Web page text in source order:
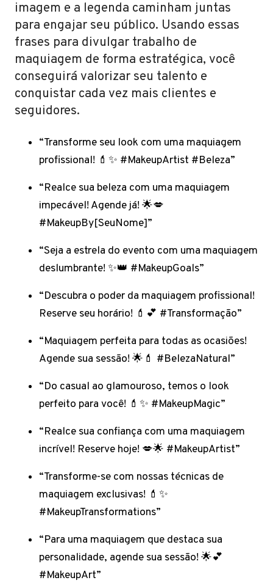
imagem e a legenda caminham juntas
para engajar seu público. Usando essas
frases para divulgar trabalho de
maquiagem de forma estratégica, você
conseguirá valorizar seu talento e
conquistar cada vez mais clientes e
seguidores.
“Transforme seu look com uma maquiagem
profissional! 💄✨ #MakeupArtist #Beleza”
“Realce sua beleza com uma maquiagem
impecável! Agende já! 🌟💋
#MakeupBy[SeuNome]”
“Seja a estrela do evento com uma maquiagem
deslumbrante! ✨👑 #MakeupGoals”
“Descubra o poder da maquiagem profissional!
Reserve seu horário! 💄💕 #Transformação”
“Maquiagem perfeita para todas as ocasiões!
Agende sua sessão! 🌟💄 #BelezaNatural”
“Do casual ao glamouroso, temos o look
perfeito para você! 💄✨ #MakeupMagic”
“Realce sua confiança com uma maquiagem
incrível! Reserve hoje! 💋🌟 #MakeupArtist”
“Transforme-se com nossas técnicas de
maquiagem exclusivas! 💄✨
#MakeupTransformations”
“Para uma maquiagem que destaca sua
personalidade, agende sua sessão! 🌟💕
#MakeupArt”